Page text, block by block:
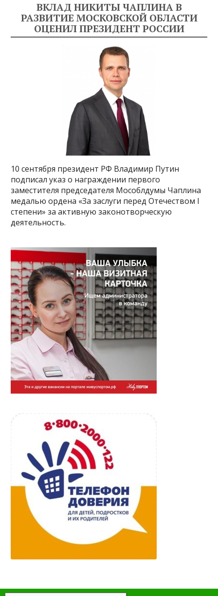
ВКЛАД НИКИТЫ ЧАПЛИНА В
РАЗВИТИЕ МОСКОВСКОЙ ОБЛАСТИ
ОЦЕНИЛ ПРЕЗИДЕНТ РОССИИ
10 сентября президент РФ Владимир Путин
подписал указ о награждении первого
заместителя председателя Мособлдумы Чаплина
медалью ордена «За заслуги перед Отечеством I
степени» за активную законотворческую
деятельность.